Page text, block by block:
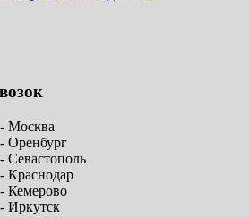
Москва
Оренбург
Севастополь
Краснодар
Кемерово
Иркутск